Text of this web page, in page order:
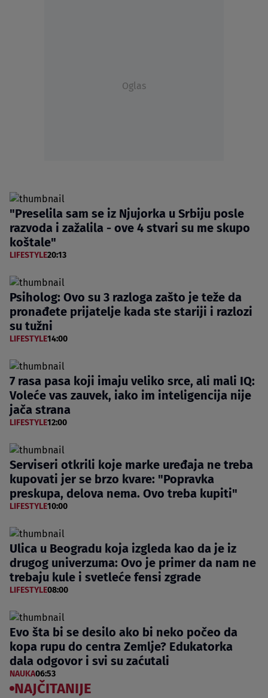
Oglas
"Preselila sam se iz Njujorka u Srbiju posle
razvoda i zažalila - ove 4 stvari su me skupo
koštale"
LIFESTYLE20:13
Psiholog: Ovo su 3 razloga zašto je teže da
pronađete prijatelje kada ste stariji i razlozi
su tužni
LIFESTYLE14:00
7 rasa pasa koji imaju veliko srce, ali mali IQ:
Voleće vas zauvek, iako im inteligencija nije
jača strana
LIFESTYLE12:00
Serviseri otkrili koje marke uređaja ne treba
kupovati jer se brzo kvare: "Popravka
preskupa, delova nema. Ovo treba kupiti"
LIFESTYLE10:00
Ulica u Beogradu koja izgleda kao da je iz
drugog univerzuma: Ovo je primer da nam ne
trebaju kule i svetleće fensi zgrade
LIFESTYLE08:00
Evo šta bi se desilo ako bi neko počeo da
kopa rupu do centra Zemlje? Edukatorka
dala odgovor i svi su zaćutali
NAUKA06:53
NAJČITANIJE